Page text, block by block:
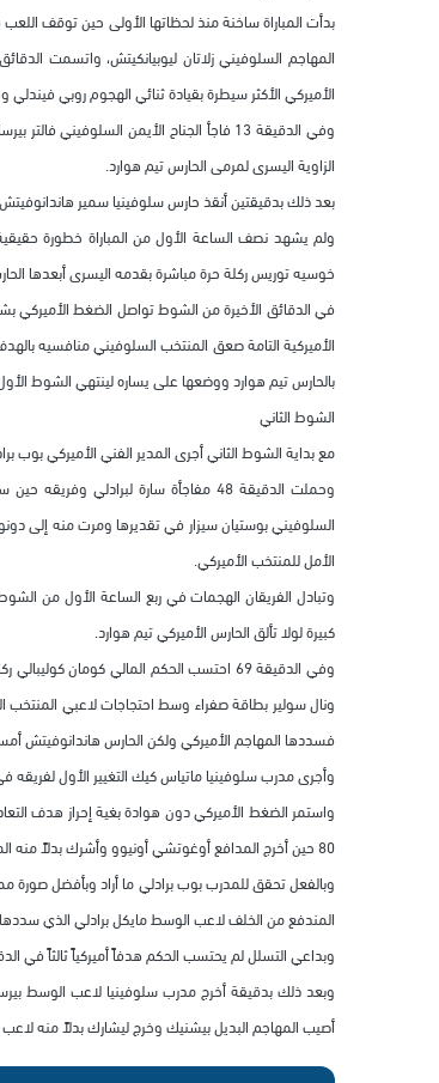
بدأت المباراة ساخنة منذ لحظاتها الأولى حين توقف
المهاجم السلوفيني زلاتان ليوبيانكيتش، واتسمت
الأميركي الأكثر سيطرة بقيادة ثنائي الهجوم روبي فيندلي
وفي الدقيقة 13 فاجأ الجناح الأيمن
الزاوية اليسرى لمرمى الحارس تيم هوارد.
بعد ذلك بدقيقتين أنقذ حارس سلوفينيا سمير
خوسيه توريس ركلة حرة مباشرة بقدمه اليسرى أبعدها
في الدقائق الأخيرة من الشوط تواصل الضغط
بالحارس تيم هوارد ووضعها على يساره لينتهي الشوط
الشوط الثاني
مع بداية الشوط الثاني أجرى المدير الفني الأميركي بوب
وحملت الدقيقة 48 مفاجأة سارة
السلوفيني بوستيان سيزار في تقديرها ومرت منه إلى
الأمل للمنتخب الأميركي.
وتبادل الفريقان الهجمات في ربع الساعة الأول من
كبيرة لولا تألق الحارس الأميركي تيم هوارد.
وفي الدقيقة 69 احتسب الحكم المالي
ونال سولير بطاقة صفراء وسط احتجاجات لاعبي المنتخب
فسددها المهاجم الأميركي ولكن الحارس هاندانوفيتش
وأجرى مدرب سلوفينيا ماتياس كيك التغيير الأول لفريقه في الدقيقة 73 حين دفع بمهاجم ناسيونال البرتغالي نيك بيشنيك بدلاً من صاحب الهدف
واستمر الضغط الأميركي دون هوادة بغية إحراز هدف
80 حين أخرج المدافع أوغوتشي أونيوو وأشرك بدلاً منه المهاجم هركيوليز غوميز.
المندفع من الخلف لاعب الوسط مايكل برادلي الذي
وبداعي التسلل لم يحتسب الحكم هدفاً أميركياً ثالثاً في الدقيقة 85 أحرزه موريس إيدو من متابعة
وبعد ذلك بدقيقة أخرج مدرب سلوفينيا لاعب الوسط
أصيب المهاجم البديل بيشنيك وخرج ليشارك بدلاً منه لاعب